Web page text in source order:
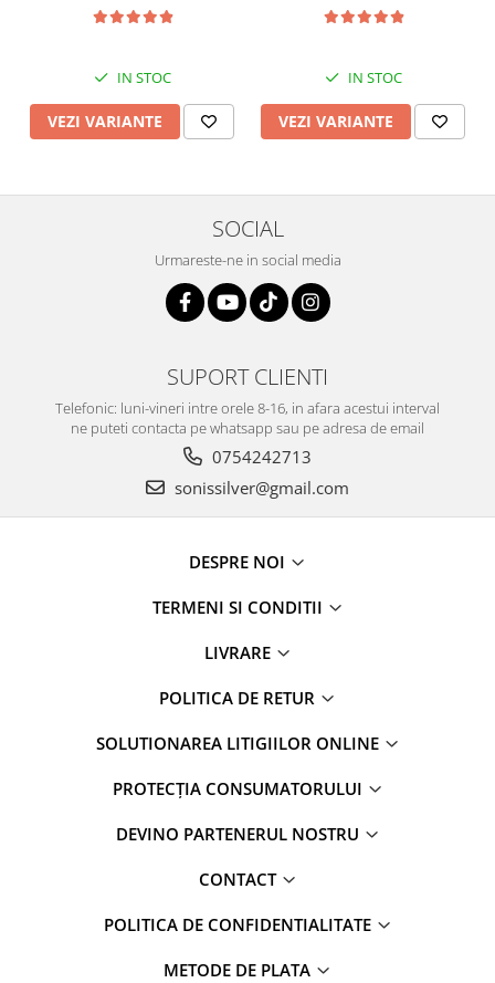
IN STOC
VEZI VARIANTE
IN STOC
VEZI VARIANTE
SOCIAL
Urmareste-ne in social media
SUPORT CLIENTI
Telefonic: luni-vineri intre orele 8-16, in afara acestui interval
ne puteti contacta pe whatsapp sau pe adresa de email
0754242713
sonissilver@gmail.com
DESPRE NOI
TERMENI SI CONDITII
LIVRARE
POLITICA DE RETUR
SOLUTIONAREA LITIGIILOR ONLINE
PROTECȚIA CONSUMATORULUI
DEVINO PARTENERUL NOSTRU
CONTACT
POLITICA DE CONFIDENTIALITATE
METODE DE PLATA